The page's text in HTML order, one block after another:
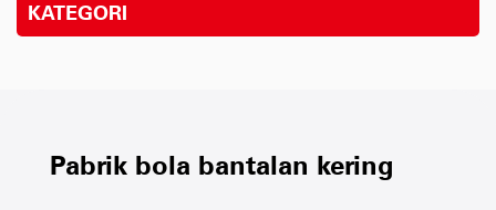
KATEGORI
Pabrik bola bantalan kering